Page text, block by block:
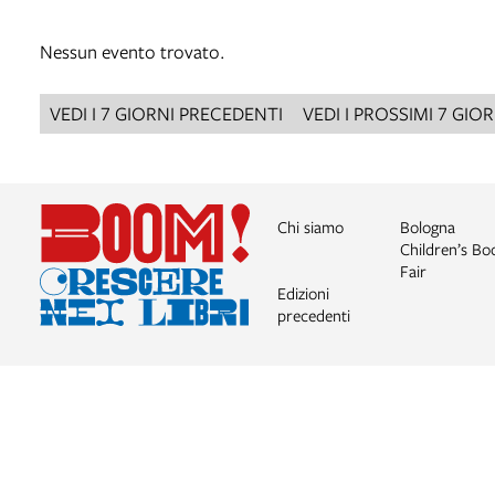
Nessun evento trovato.
VEDI I 7 GIORNI PRECEDENTI VEDI I PROSSIMI 7
Chi siamo
Bologna
Children’s
Fair
Edizioni
precedenti